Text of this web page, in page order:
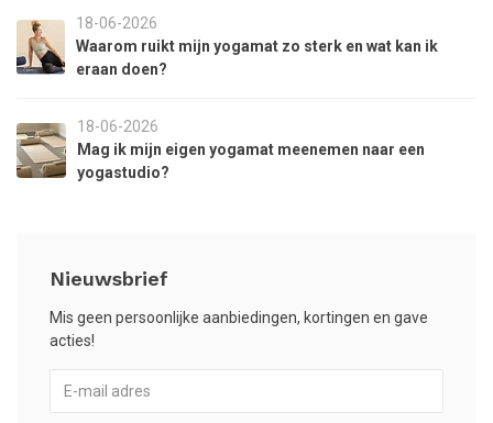
18-06-2026
Waarom ruikt mijn yogamat zo sterk en wat kan ik
eraan doen?
18-06-2026
Mag ik mijn eigen yogamat meenemen naar een
yogastudio?
Nieuwsbrief
Mis geen persoonlijke aanbiedingen, kortingen en gave
acties!